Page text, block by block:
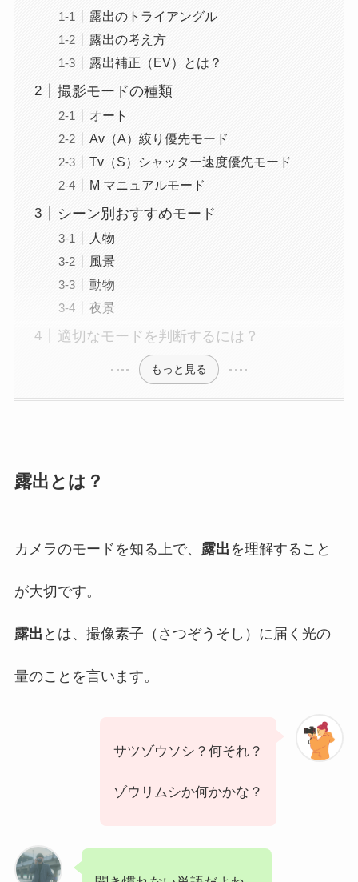
露出のトライアングル
露出の考え方
露出補正（EV）とは？
撮影モードの種類
オート
Av（A）絞り優先モード
Tv（S）シャッター速度優先モード
M マニュアルモード
シーン別おすすめモード
人物
風景
動物
夜景
適切なモードを判断するには？
もっと見る
露出とは？
カメラのモードを知る上で、 露出 を理解すること
が大切です。
露出 とは、撮像素子（さつぞうそし）に届く光の
量のことを言います。
サツゾウソシ？何それ？
ゾウリムシか何かかな？